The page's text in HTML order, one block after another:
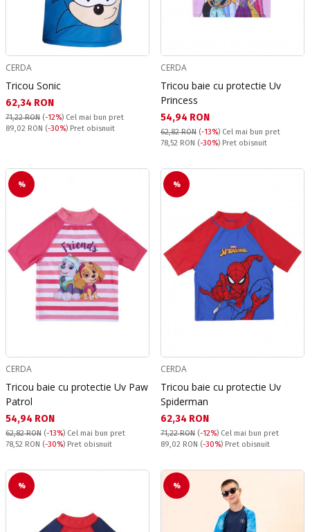
CERDA
Tricou Sonic
Текуща цена:
62,34 RON
71,22 RON (-12%) Cel mai bun pret
Pret obisnuit:
89,02 RON (-30%) Pret obisnuit
CERDA
Tricou baie cu protectie Uv
Princess
Текуща цена:
54,94 RON
62,82 RON (-13%) Cel mai bun pret
Pret obisnuit:
78,52 RON (-30%) Pret obisnuit
%
CERDA
Tricou baie cu protectie Uv Paw
Patrol
Текуща цена:
54,94 RON
62,82 RON (-13%) Cel mai bun pret
Pret obisnuit:
78,52 RON (-30%) Pret obisnuit
%
CERDA
Tricou baie cu protectie Uv
Spiderman
Текуща цена:
62,34 RON
71,22 RON (-12%) Cel mai bun pret
Pret obisnuit:
89,02 RON (-30%) Pret obisnuit
% %